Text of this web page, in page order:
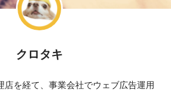
クロタキ
店を経て、事業会社でウェブ広告運用